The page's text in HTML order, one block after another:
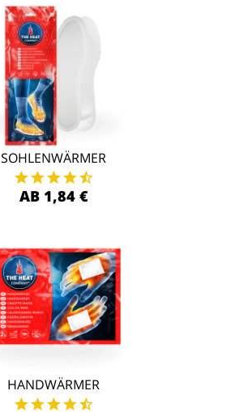
SOHLENWÄRMER
AB 1,84 €
HANDWÄRMER